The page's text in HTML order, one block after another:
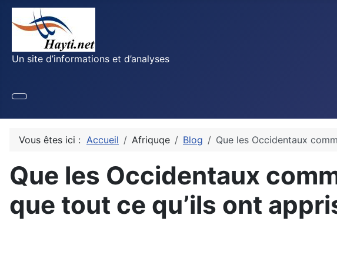
Un site d’informations et d’analyses
Vous êtes ici : Accueil Afriquqe Blog Que les Occidentaux
Que les Occidentaux
que tout ce qu’ils ont